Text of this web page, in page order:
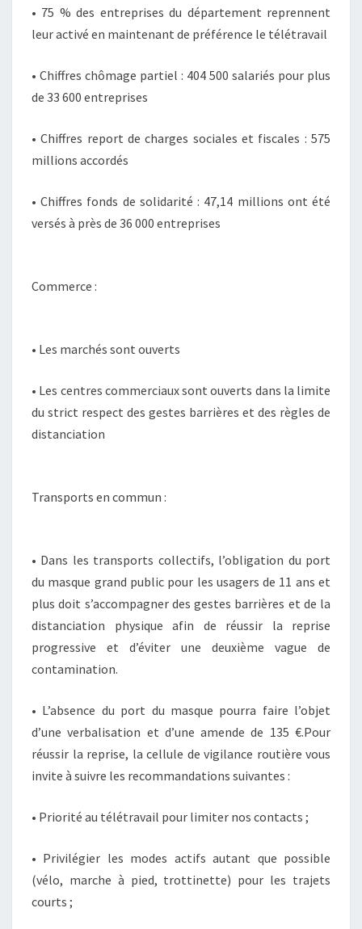
• 75 % des entreprises du département reprennent
leur activé en maintenant de préférence le télétravail
• Chiffres chômage partiel : 404 500 salariés pour plus
de 33 600 entreprises
• Chiffres report de charges sociales et fiscales : 575
millions accordés
• Chiffres fonds de solidarité : 47,14 millions ont été
versés à près de 36 000 entreprises
Commerce :
• Les marchés sont ouverts
• Les centres commerciaux sont ouverts dans la limite
du strict respect des gestes barrières et des règles de
distanciation
Transports en commun :
• Dans les transports collectifs, l’obligation du port
du masque grand public pour les usagers de 11 ans et
plus doit s’accompagner des gestes barrières et de la
distanciation physique afin de réussir la reprise
progressive et d’éviter une deuxième vague de
contamination.
• L’absence du port du masque pourra faire l’objet
d’une verbalisation et d’une amende de 135 €.Pour
réussir la reprise, la cellule de vigilance routière vous
invite à suivre les recommandations suivantes :
• Priorité au télétravail pour limiter nos contacts ;
• Privilégier les modes actifs autant que possible
(vélo, marche à pied, trottinette) pour les trajets
courts ;